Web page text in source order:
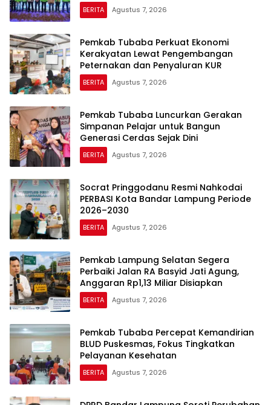
BERITA Agustus 7, 2026
Pemkab Tubaba Perkuat Ekonomi
Kerakyatan Lewat Pengembangan
Peternakan dan Penyaluran KUR
BERITA Agustus 7, 2026
Pemkab Tubaba Luncurkan Gerakan
Simpanan Pelajar untuk Bangun
Generasi Cerdas Sejak Dini
BERITA Agustus 7, 2026
Socrat Pringgodanu Resmi Nahkodai
PERBASI Kota Bandar Lampung Periode
2026–2030
BERITA Agustus 7, 2026
Pemkab Lampung Selatan Segera
Perbaiki Jalan RA Basyid Jati Agung,
Anggaran Rp1,13 Miliar Disiapkan
BERITA Agustus 7, 2026
Pemkab Tubaba Percepat Kemandirian
BLUD Puskesmas, Fokus Tingkatkan
Pelayanan Kesehatan
BERITA Agustus 7, 2026